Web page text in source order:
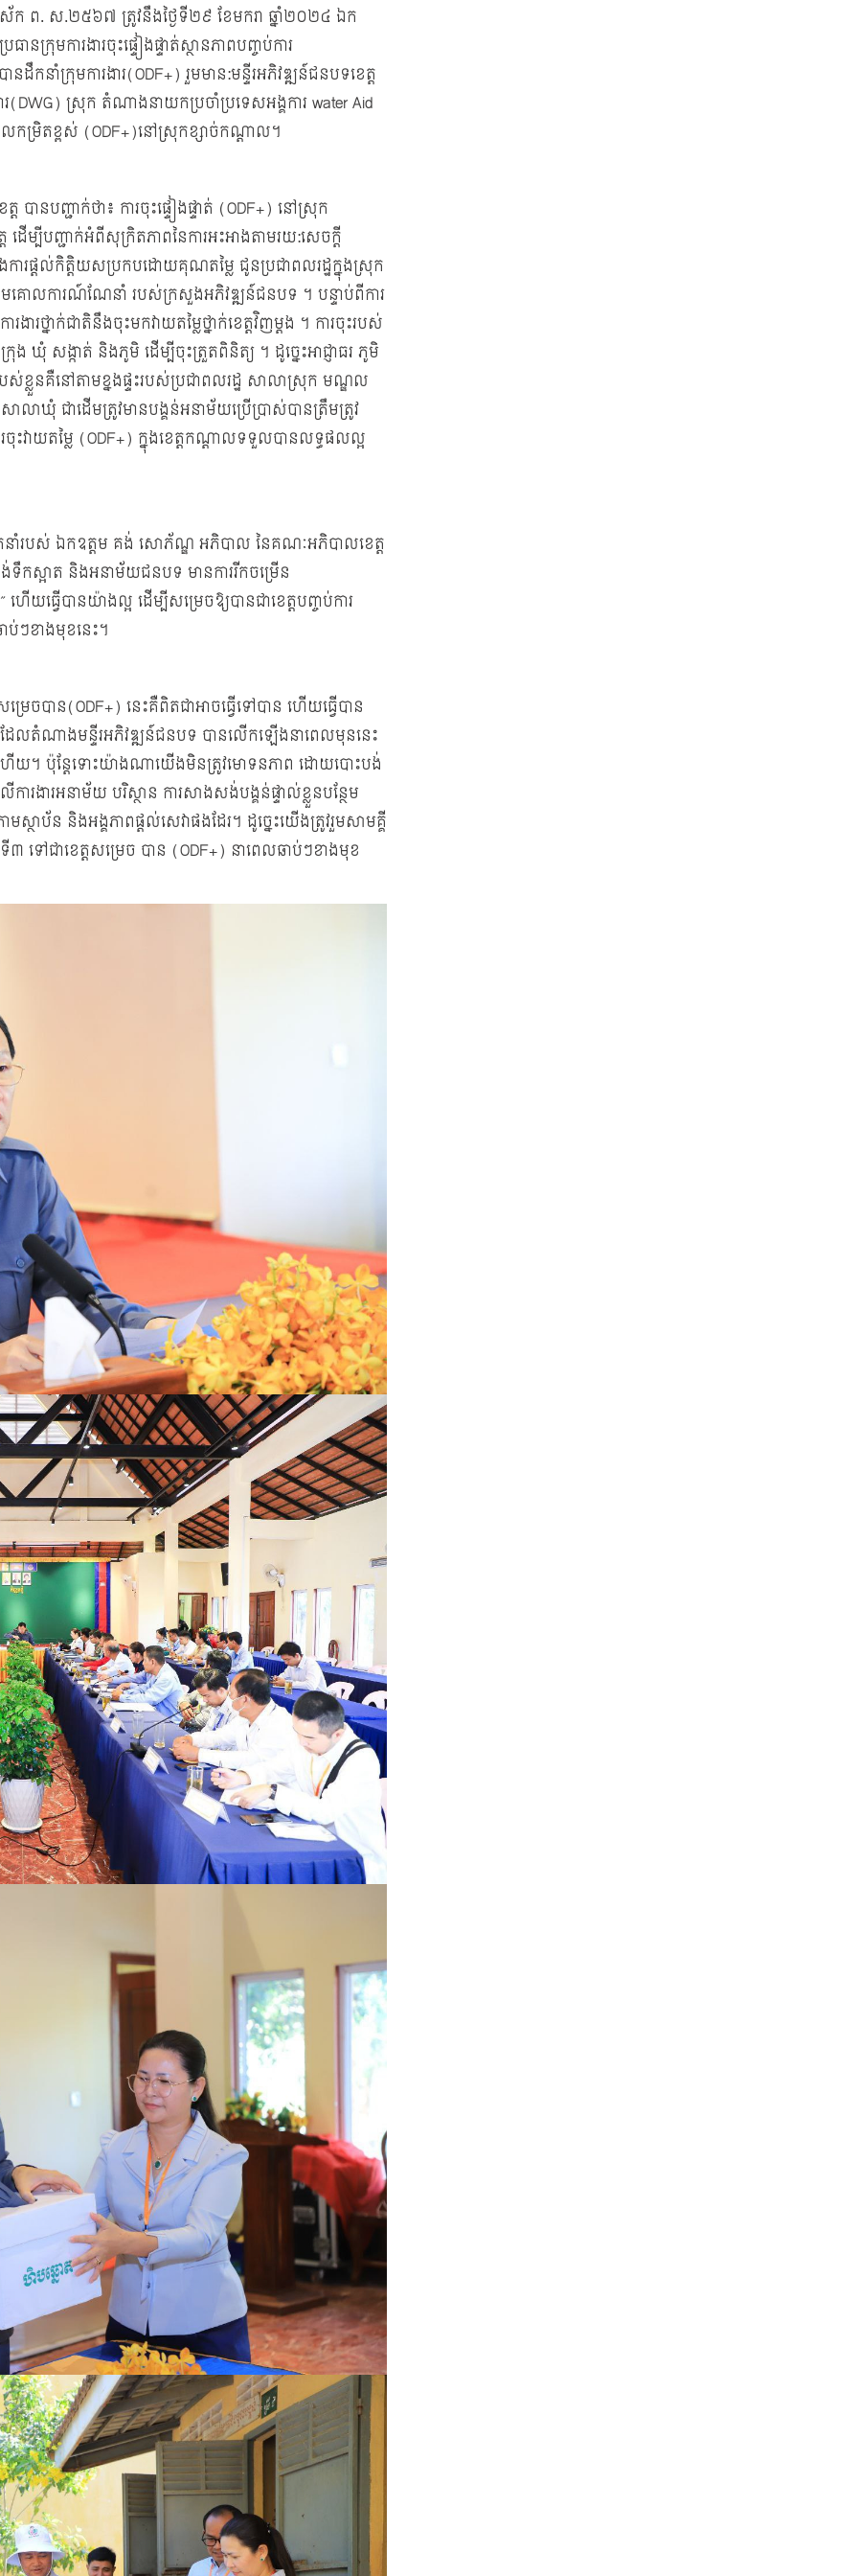
ស័ក​ ព. ស.២៥៦៧ ត្រូវនឹងថ្ងៃទី២៩ ខែមករា ឆ្នាំ២០២៤ ឯក
នក្រុមការ​ងារ​ចុះផ្ទៀងផ្ទាត់ស្ថានភាពបញ្ចប់ការ
កនាំក្រុមការងារ(ODF+) រួមមាន:មន្ទីរអភិវឌ្ឍន៍ជនបទខេត្ត
ងារ​(DWG)​ ស្រុក​ តំណាងនាយកប្រចាំប្រទេសអង្គការ water Aid
ាលកម្រិតខ្ពស់ (ODF+)នៅស្រុកខ្សាច់កណ្តាល។
បានបញ្ជាក់ថា៖ ការចុះផ្ទៀងផ្ទាត់ (ODF+) នៅស្រុក
ដើម្បីបញ្ជាក់អំពីសុក្រិតភាពនៃការអះអាងតាមរយ:សេចក្តី
ការផ្តល់កិត្តិយសប្រកបដោយគុណតម្លៃ ជូនប្រជាពលរដ្ឋក្នុងស្រុក
គោលការណ៍ណែនាំ របស់ក្រសួងអភិវឌ្ឍន៍ជនបទ ។ បន្ទាប់ពីការ
ារថ្នាក់ជាតិនឹងចុះមកវាយតម្លៃថ្នាក់ខេត្តវិញម្ដង ។ ការចុះរបស់
រុង ឃុំ សង្កាត់ និងភូមិ ដើម្បីចុះត្រួតពិនិត្យ ។ ដូច្នេះអាជ្ញាធរ ភូមិ
បស់ខ្លួនគឺនៅតាមខ្នងផ្ទះរបស់ប្រជាពលរដ្ឋ សាលាស្រុក មណ្ឌល
ាលាឃុំ ជាដើមត្រូវមានបង្គន់អនាម័យប្រើប្រាស់បានត្រឹមត្រូវ
ះវាយតម្លៃ (ODF+) ក្នុងខេត្តកណ្ដាលទទួលបានលទ្ធផលល្អ
កនាំរបស់ ឯកឧត្តម គង់ សោភ័ណ្ឌ អភិបាល នៃគណៈអភិបាលខេត្ត
ង់ទឹកស្អាត និងអនាម័យជនបទ មានការរីកចម្រើន
យធ្វើបានយ៉ាងល្អ ដើម្បីសម្រេចឱ្យបានជាខេត្តបញ្ចប់ការ
ប់ៗខាងមុខនេះ។
េចបាន(ODF+) នេះគឺពិតជាអាចធ្វើទៅបាន ហើយធ្វើបាន
តំណាងមន្ទីរអភិវឌ្ឍន៍ជនបទ បានលើកឡើងនាពេលមុននេះ
ើយ។ ប៉ុន្តែទោះយ៉ាងណាយើងមិនត្រូវមោទនភាព ដោយបោះបង់
ារងារអនាម័យ បរិស្ថាន ការសាងសង់បង្គន់ផ្ទាល់ខ្លួនបន្ថែម
ាប័ន និងអង្គភាពផ្តល់សេវាផងដែរ។ ដូច្នេះយើងត្រូវរួមសាមគ្គី
ទី៣ ទៅជាខេត្តសម្រេច បាន (ODF+) នាពេលឆាប់ៗខាងមុខ